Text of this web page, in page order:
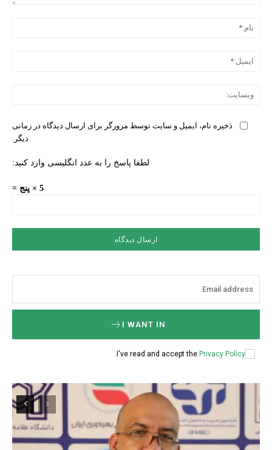
ذخیره نام، ایمیل و سایت توسط مرورگر برای ارسال دیدگاه در زمانی
دیگر.
لطفا پاسخ را به عدد انگلیسی وارد کنید:
5 × پنج =
I WANT IN
I've read and accept the Privacy Policy